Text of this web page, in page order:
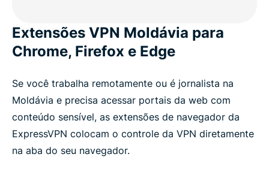
Extensões VPN Moldávia para
Chrome, Firefox e Edge
Se você trabalha remotamente ou é jornalista na
Moldávia e precisa acessar portais da web com
conteúdo sensível, as extensões de navegador da
ExpressVPN colocam o controle da VPN diretamente
na aba do seu navegador.